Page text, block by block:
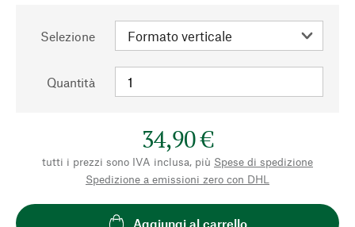
Selezione
Quantità
34,90 €
tutti i prezzi sono IVA inclusa, più Spese di spedizione
Spedizione a emissioni zero con DHL
Aggiungi al carrello